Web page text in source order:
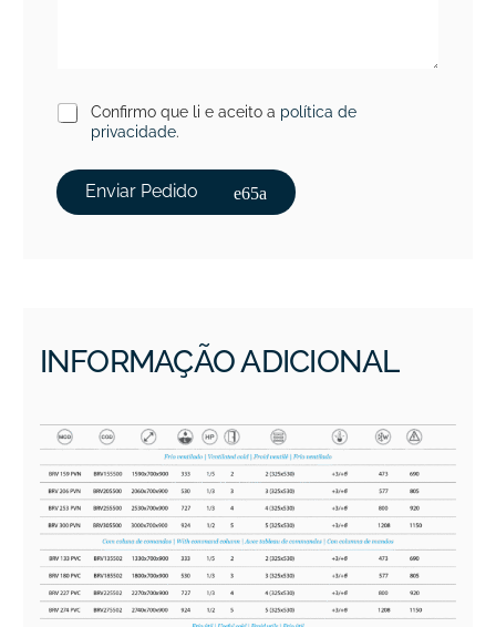
Confirmo que li e aceito a política de
privacidade.
Enviar Pedido
INFORMAÇÃO ADICIONAL